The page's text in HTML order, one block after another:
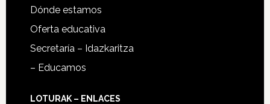
Dónde estamos
Oferta educativa
Secretaría – Idazkaritza
– Educamos
LOTURAK – ENLACES